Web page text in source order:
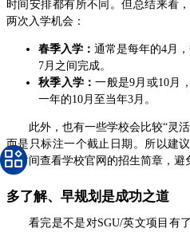
时间安排都有所不同。但总结来看
两次入学机会：
春季入学： 通常是每年的4月
7月之间完成。
秋季入学：一般是9月或10月
一年的10月至当年3月。
此外，也有一些学校会比较“灵
而是只标注一个截止日期。所以建
一时间查看学校官网的招生简章，避
多了解、早规划是成功之道
看完是不是对SGU/英文项目有